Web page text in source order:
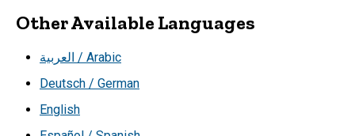
Other Available Languages
العربية / Arabic
Deutsch / German
English